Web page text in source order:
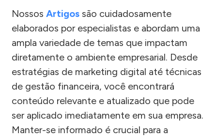
Nossos Artigos são cuidadosamente
elaborados por especialistas e abordam uma
ampla variedade de temas que impactam
diretamente o ambiente empresarial. Desde
estratégias de marketing digital até técnicas
de gestão financeira, você encontrará
conteúdo relevante e atualizado que pode
ser aplicado imediatamente em sua empresa.
Manter-se informado é crucial para a